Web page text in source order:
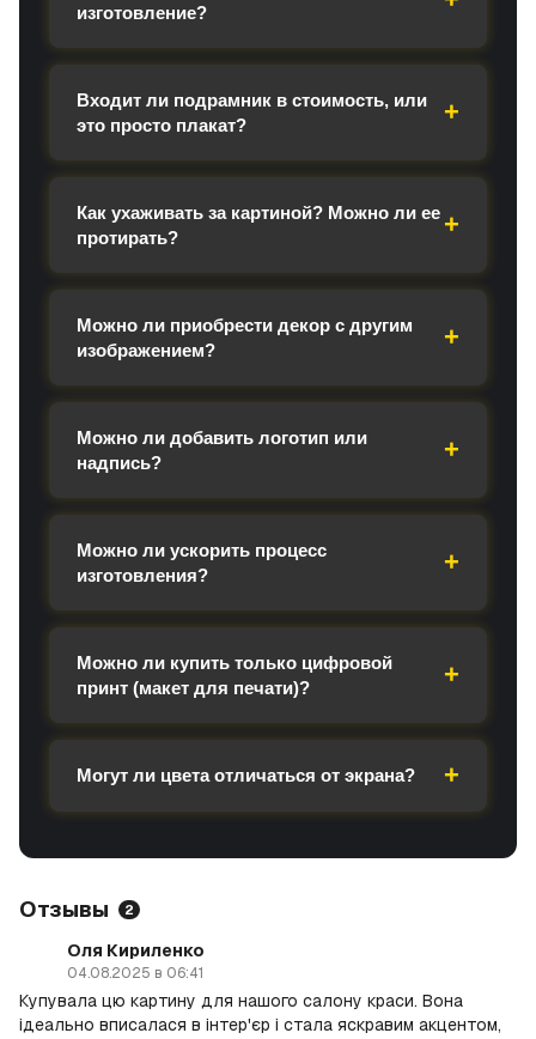
изготовление?
Входит ли подрамник в стоимость, или
это просто плакат?
Как ухаживать за картиной? Можно ли ее
протирать?
Можно ли приобрести декор с другим
изображением?
Можно ли добавить логотип или
надпись?
Можно ли ускорить процесс
изготовления?
Можно ли купить только цифровой
принт (макет для печати)?
Могут ли цвета отличаться от экрана?
Отзывы 2
Оля Кириленко
04.08.2025 в 06:41
Купувала цю картину для нашого салону краси. Вона
ідеально вписалася в інтер'єр і стала яскравим акцентом,